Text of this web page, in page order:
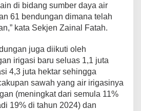
di bidang sumber daya air
61 bendungan dimana telah
kata Sekjen Zainal Fatah.
juga diikuti oleh
irigasi baru seluas 1,1 juta
4,3 juta hektar sehingga
sawah yang air irigasinya
(meningkat dari semula 11%
19% di tahun 2024) dan